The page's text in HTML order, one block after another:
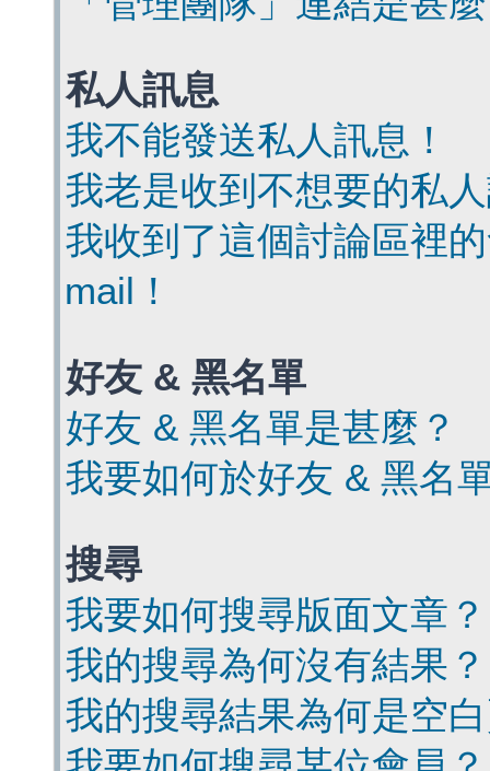
私人訊息
我不能發送私人訊息！
我老是收到不想要的私
我收到了這個討論區裡
mail！
好友 & 黑名單
好友 & 黑名單是甚麼？
我要如何於好友 & 黑名
搜尋
我要如何搜尋版面文章？
我的搜尋為何沒有結果？
我的搜尋結果為何是空